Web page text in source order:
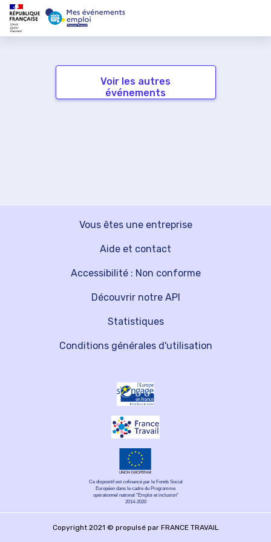
Voir les autres
événements
Vous êtes une entreprise
Découvrir notre API
Aide et contact
Statistiques
Accessibilité : Non conforme
Conditions générales d'utilisation
Ce dispositif est cofinancé par le Fonds Social
Européen dans le cadre du Programme
opérationnel national "Emploi et inclusion"
2014-2020
Copyright 2021 © propulsé par FRANCE TRAVAIL